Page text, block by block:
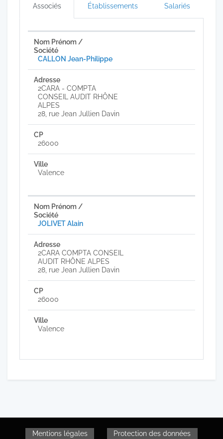
Associés Établissements Salariés
CALLON Jean-Philippe
2CARA - COMPTA
CONSEIL AUDIT RHÔNE
ALPES
28, rue Jean Jullien Davin
26000
Valence
JOLIVET Alain
2CARA COMPTA CONSEIL
AUDIT RHÔNE ALPES
28, rue Jean Jullien Davin
26000
Valence
Mentions légales Protection des données